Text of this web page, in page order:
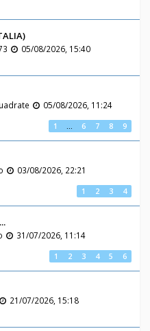
05/08/2026, 15:40
05/08/2026, 11:24
1 6 7 8 9
03/08/2026, 22:21
1 2 3 4
31/07/2026, 11:14
1 2 3 4 5 6
21/07/2026, 15:18